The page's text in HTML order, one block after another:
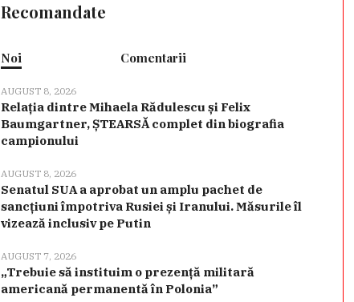
Recomandate
Noi Comentarii
AUGUST 8, 2026
Relația dintre Mihaela Rădulescu și Felix
Baumgartner, ȘTEARSĂ complet din biografia
campionului
AUGUST 8, 2026
Senatul SUA a aprobat un amplu pachet de
sancțiuni împotriva Rusiei și Iranului. Măsurile îl
vizează inclusiv pe Putin
AUGUST 7, 2026
„Trebuie să instituim o prezență militară
americană permanentă în Polonia”